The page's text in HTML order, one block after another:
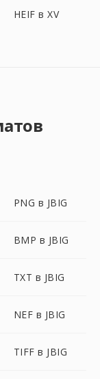
HEIF в XV
PNG в JBIG
BMP в JBIG
TXT в JBIG
NEF в JBIG
TIFF в JBIG